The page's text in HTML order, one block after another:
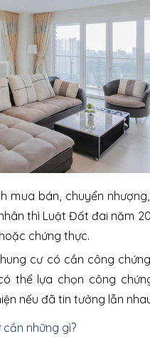
mua bán, chuyển
thì Luật Đất đai năm
chứng thực.
cư có cần công
thể lựa chọn công
nếu đã tin tưởng lẫn
những gì?